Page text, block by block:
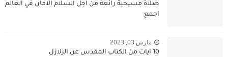
صلاة مسيحية رائعة من اجل السلام الامان في العالم
اجمع
مارس 03, 2023
10 ايات من الكتاب المقدس عن الزلازل